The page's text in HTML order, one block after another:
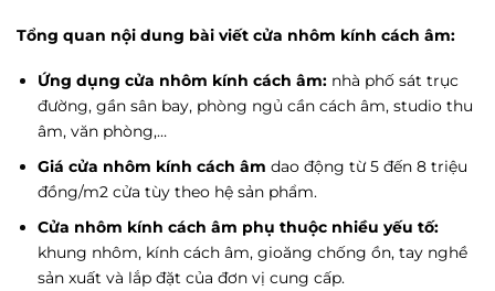
Tổng quan nội dung bài viết cửa nhôm kính cách âm:
Ứng dụng cửa nhôm kính cách âm:nhà phố sát trục
đường, gần sân bay, phòng ngủ cần cách âm, studio thu
âm, văn phòng,…
Giá cửa nhôm kính cách âm dao động từ 5 đến 8 triệu
đồng/m2 cửa tùy theo hệ sản phẩm.
Cửa nhôm kính cách âm phụ thuộc nhiều yếu tố:
khung nhôm, kính cách âm, gioăng chống ồn, tay nghề
sản xuất và lắp đặt của đơn vị cung cấp.